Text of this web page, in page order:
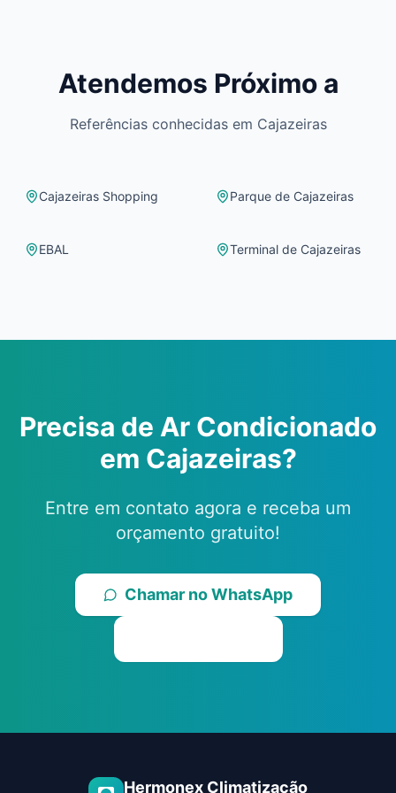
Atendemos Próximo a
Referências conhecidas em Cajazeiras
Cajazeiras Shopping Parque de Cajazeiras
EBAL Terminal de Cajazeiras
Precisa de Ar Condicionado
em Cajazeiras?
Entre em contato agora e receba um
orçamento gratuito!
Chamar no WhatsApp
Hermonex Climatização